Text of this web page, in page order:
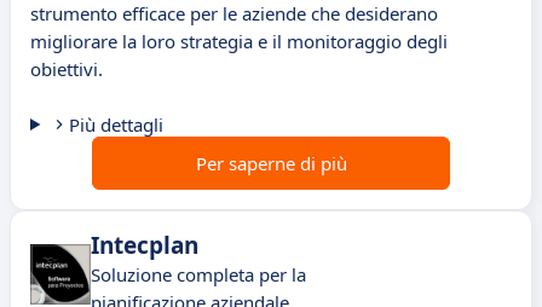
strumento efficace per le aziende che desiderano
migliorare la loro strategia e il monitoraggio degli
obiettivi.
Più dettagli
Per saperne di più
Intecplan
Soluzione completa per la